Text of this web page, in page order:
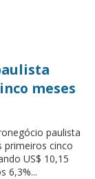
meses
paulista
primeiros cinco
US$ 10,15
6,3%...